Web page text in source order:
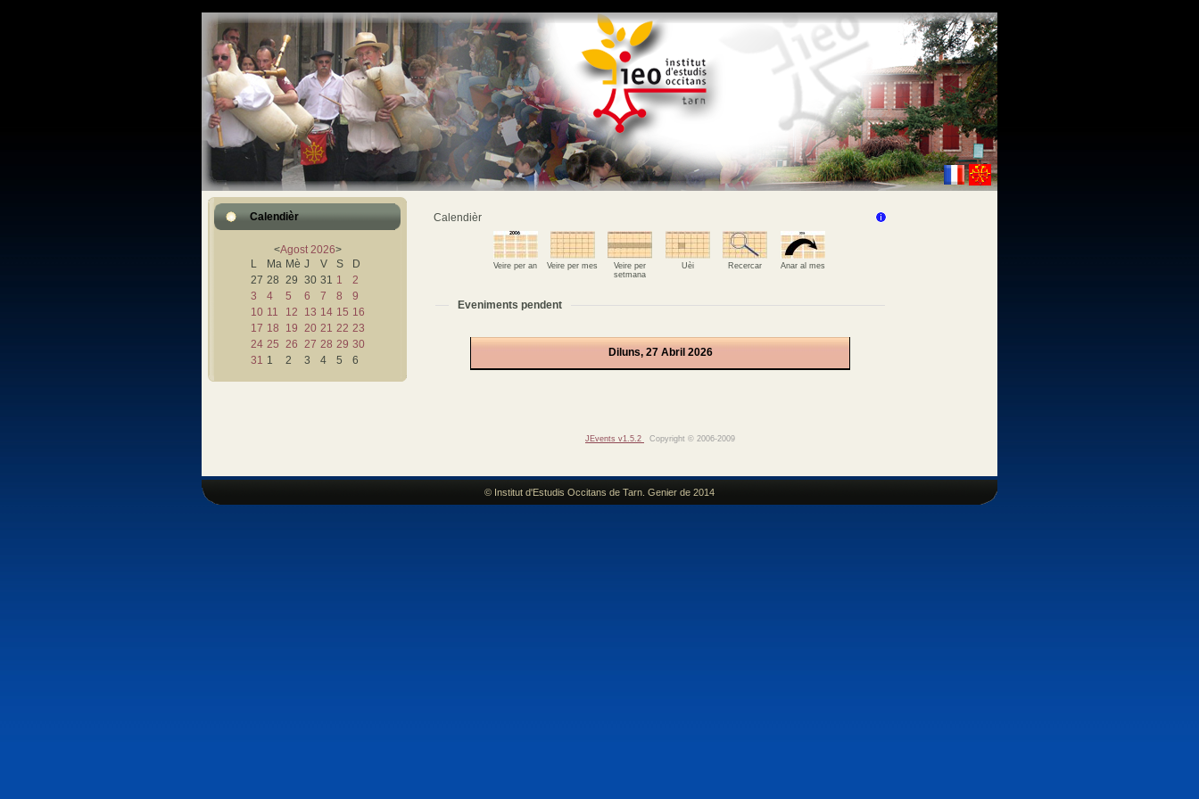
Calendièr
<Agost 2026>
L
Ma Mè J V S
D
27 28 29 30 31 1
2
3
4 5 6 7 8
9
10 11 12 13 14 15 16
17 18 19 20 21 22 23
24 25 26 27 28 29 30
31 1 2 3 4 5 6
Calendièr
Veire per an Veire per mes
Veire per
setmana
Uèi Recercar Anar al mes
Eveniments pendent
Diluns, 27 Abril 2026
JEvents v1.5.2 Copyright © 2006-2009
© Institut d'Estudis Occitans de Tarn. Genier de 2014